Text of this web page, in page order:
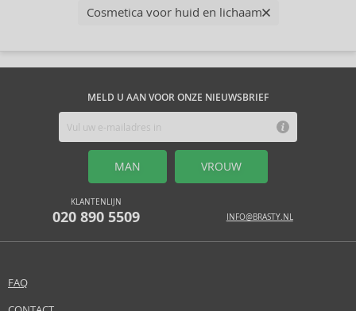
Cosmetica voor huid en lichaam
MELD U AAN VOOR ONZE NIEUWSBRIEF
MAN VROUW
KLANTENLIJN
020 890 5509 INFO@BRASTY.NL
FAQ